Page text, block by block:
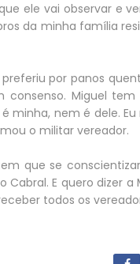
ele vai observar e
da minha família
por panos
Miguel
minha, nem é dele.
o militar vereador.
que se
E quero dizer a
todos os